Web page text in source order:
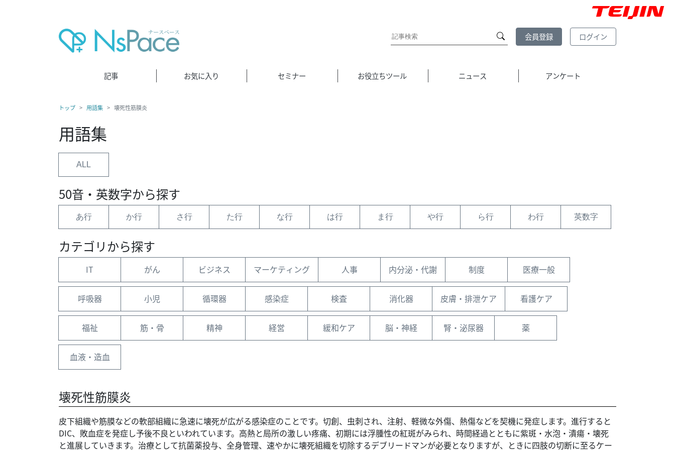
ログイン
会員登録
記事 お気に入り セミナー お役立ちツール ニュース アンケート
トップ 用語集 壊死性筋膜炎
用語集
ALL
50音・英数字から探す
あ行 か行 さ行 た行 な行 は行 ま行 や行 ら行 わ行 英数字
カテゴリから探す
IT がん ビジネス マーケティング 人事 内分泌・代謝 制度 医療一般
呼吸器 小児 循環器 感染症 検査 消化器 皮膚・排泄ケア 看護ケア
福祉 筋・骨 精神 経営 緩和ケア 脳・神経 腎・泌尿器 薬
血液・造血
壊死性筋膜炎
皮下組織や筋膜などの軟部組織に急速に壊死が広がる感染症のことです。切創、虫刺され、注射、軽微な外傷、熱傷などを契機に発症します。進行すると
DIC、敗血症を発症し予後不良といわれています。高熱と局所の激しい疼痛、初期には浮腫性の紅斑がみられ、時間経過とともに紫斑・水泡・潰瘍・壊死
と進展していきます。治療として抗菌薬投与、全身管理、速やかに壊死組織を切除するデブリードマンが必要となりますが、ときに四肢の切断に至るケー